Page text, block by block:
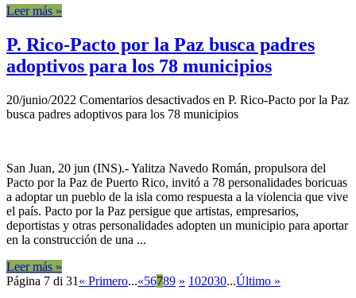
Leer más »
P. Rico-Pacto por la Paz busca padres
adoptivos para los 78 municipios
20/junio/2022 Comentarios desactivados en P. Rico-Pacto por la Paz
busca padres adoptivos para los 78 municipios
San Juan, 20 jun (INS).- Yalitza Navedo Román, propulsora del
Pacto por la Paz de Puerto Rico, invitó a 78 personalidades boricuas
a adoptar un pueblo de la isla como respuesta a la violencia que vive
el país. Pacto por la Paz persigue que artistas, empresarios,
deportistas y otras personalidades adopten un municipio para aportar
en la construcción de una ...
Leer más »
Página 7 di 31 « Primero...«56789 » 102030...Último »